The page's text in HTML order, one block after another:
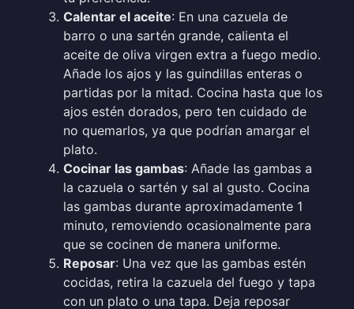
Calentar el aceite: En una cazuela de
barro o una sartén grande, calienta el
aceite de oliva virgen extra a fuego medio.
Añade los ajos y las guindillas enteras o
partidas por la mitad. Cocina hasta que los
ajos estén dorados, pero ten cuidado de
no quemarlos, ya que podrían amargar el
plato.
Cocinar las gambas: Añade las gambas a
la cazuela o sartén y sal al gusto. Cocina
las gambas durante aproximadamente 1
minuto, removiendo ocasionalmente para
que se cocinen de manera uniforme.
Reposar: Una vez que las gambas estén
cocidas, retira la cazuela del fuego y tapa
con un plato o una tapa. Deja reposar